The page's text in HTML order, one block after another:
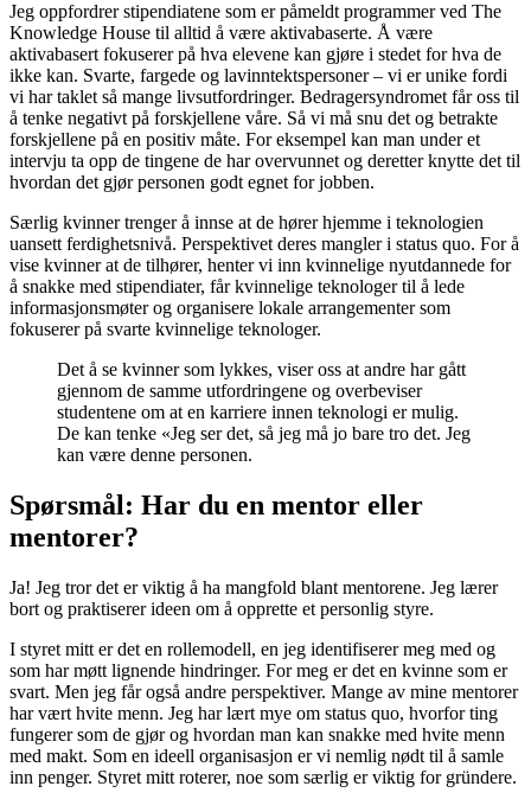
Jeg oppfordrer stipendiatene som er påmeldt programmer ved The
Knowledge House til alltid å være aktivabaserte. Å være
aktivabasert fokuserer på hva elevene kan gjøre i stedet for hva de
ikke kan. Svarte, fargede og lavinntektspersoner – vi er unike fordi
vi har taklet så mange livsutfordringer. Bedragersyndromet får oss til
å tenke negativt på forskjellene våre. Så vi må snu det og betrakte
forskjellene på en positiv måte. For eksempel kan man under et
intervju ta opp de tingene de har overvunnet og deretter knytte det til
hvordan det gjør personen godt egnet for jobben.
Særlig kvinner trenger å innse at de hører hjemme i teknologien
uansett ferdighetsnivå. Perspektivet deres mangler i status quo. For å
vise kvinner at de tilhører, henter vi inn kvinnelige nyutdannede for
å snakke med stipendiater, får kvinnelige teknologer til å lede
informasjonsmøter og organisere lokale arrangementer som
fokuserer på svarte kvinnelige teknologer.
Det å se kvinner som lykkes, viser oss at andre har gått
gjennom de samme utfordringene og overbeviser
studentene om at en karriere innen teknologi er mulig.
De kan tenke «Jeg ser det, så jeg må jo bare tro det. Jeg
kan være denne personen.
Spørsmål: Har du en mentor eller
mentorer?
Ja! Jeg tror det er viktig å ha mangfold blant mentorene. Jeg lærer
bort og praktiserer ideen om å opprette et personlig styre.
I styret mitt er det en rollemodell, en jeg identifiserer meg med og
som har møtt lignende hindringer. For meg er det en kvinne som er
svart. Men jeg får også andre perspektiver. Mange av mine mentorer
har vært hvite menn. Jeg har lært mye om status quo, hvorfor ting
fungerer som de gjør og hvordan man kan snakke med hvite menn
med makt. Som en ideell organisasjon er vi nemlig nødt til å samle
inn penger. Styret mitt roterer, noe som særlig er viktig for gründere.